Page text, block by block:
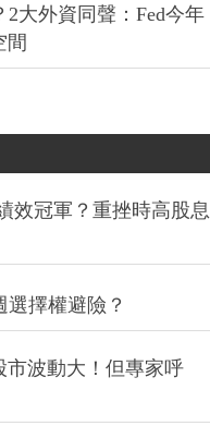
大外資同聲：Fed今年
間
效冠軍？重挫時高股息
擇權避險？
市波動大！但專家呼